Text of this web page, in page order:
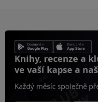
Knihy, recenze a
ve vaší kapse a
Každý měsíc společně